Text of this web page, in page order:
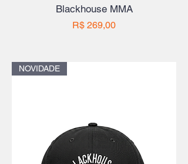
Blackhouse MMA
Preço
R$ 269,00
NOVIDADE